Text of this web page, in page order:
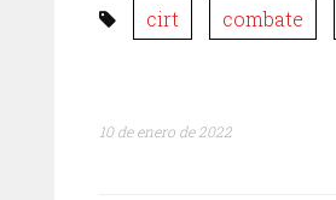
cirt combate
10 de enero de 2022